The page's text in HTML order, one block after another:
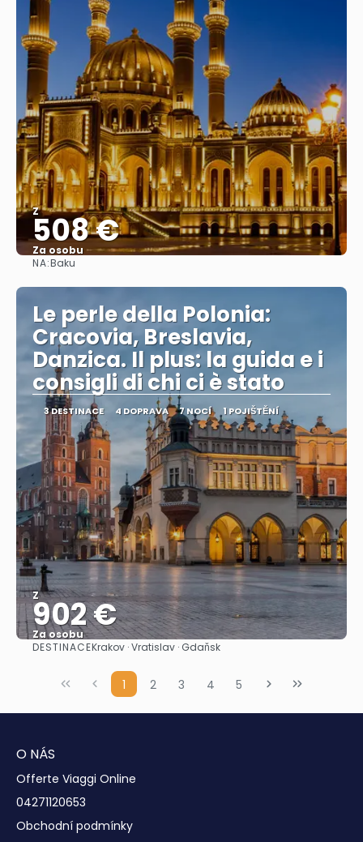
Z
508 €
Za osobu
NA:Baku
Le perle della Polonia:
Cracovia, Breslavia,
Danzica. Il plus: la guida e i
consigli di chi ci è stato
3 DESTINACE 4 DOPRAVA 7 NOCÍ 1 POJIŠTĚNÍ
Z
902 €
Za osobu
Zobrazit
DESTINACEKrakov · Vratislav · Gdaňsk
1 2 3 4 5
O NÁS
Offerte Viaggi Online
04271120653
Obchodní podmínky